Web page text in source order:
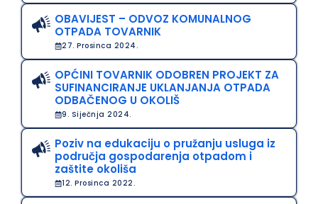
OBAVIJEST – ODVOZ KOMUNALNOG
OTPADA TOVARNIK
27. Prosinca 2024.
OPĆINI TOVARNIK ODOBREN PROJEKT ZA
SUFINANCIRANJE UKLANJANJA OTPADA
ODBAČENOG U OKOLIŠ
9. Siječnja 2024.
Poziv na edukaciju o pružanju usluga iz
područja gospodarenja otpadom i
zaštite okoliša
12. Prosinca 2022.